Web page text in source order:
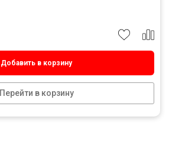
Добавить в корзину
Перейти в корзину